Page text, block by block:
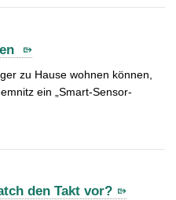
zu Hause wohnen können,
ein „Smart-Sensor-
den Takt vor?